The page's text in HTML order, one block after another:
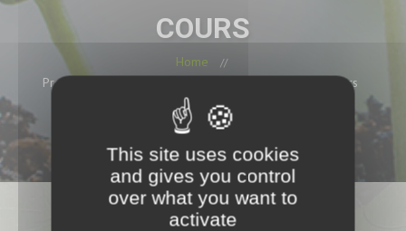
COURS
Home
Protégé : Projets de recherche “milieux humides” en cours
This site uses cookies
and gives you control
over what you want to
activate